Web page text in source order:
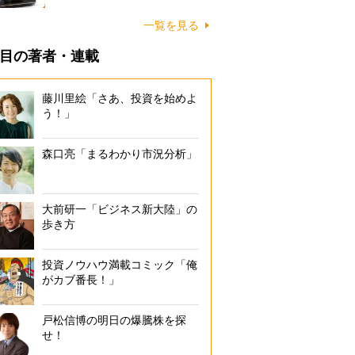
一覧を見る
の著者・連載
藤川里絵「さあ、投資を始めよ
う！」
森口亮「まるわかり市況分析」
大前研一「ビジネス新大陸」の
歩き方
投資ノウハウ満載コミック「俺
がカブ番長！」
戸松信博の明日の爆騰株を探
せ！